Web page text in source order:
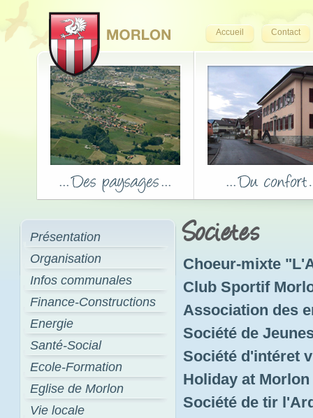
Accueil Contact
Présentation
Organisation
Infos communales
Finance-Constructions
Energie
Santé-Social
Ecole-Formation
Eglise de Morlon
Vie locale
Societes
Choeur-mixte
Club Sportif
Association des
Société de
Société d'intéret
Holiday at
Société de tir